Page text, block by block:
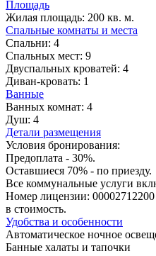
Площадь
Жилая площадь: 200 кв. м.
Спальные комнаты и места
Спальни: 4
Спальных мест: 9
Двуспальных кроватей: 4
Диван-кровать: 1
Ванные
Ванных комнат: 4
Душ: 4
Детали размещения
Условия бронирования:
Предоплата - 30%.
Оставшиеся 70% - по приезду.
Все коммунальные услуги
Номер лицензии:
в стоимость.
Удобства и особенности
Автоматическое ночное
Банные халаты и тапочки